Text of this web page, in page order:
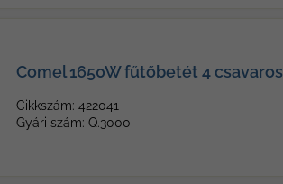
Comel 1650W fűtőbetét 4 csavaros
Cikkszám: 422041
Gyári szám: Q.3000